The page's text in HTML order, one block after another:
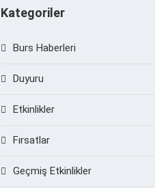
Kategoriler
Burs Haberleri
Duyuru
Etkinlikler
Fırsatlar
Geçmiş Etkinlikler